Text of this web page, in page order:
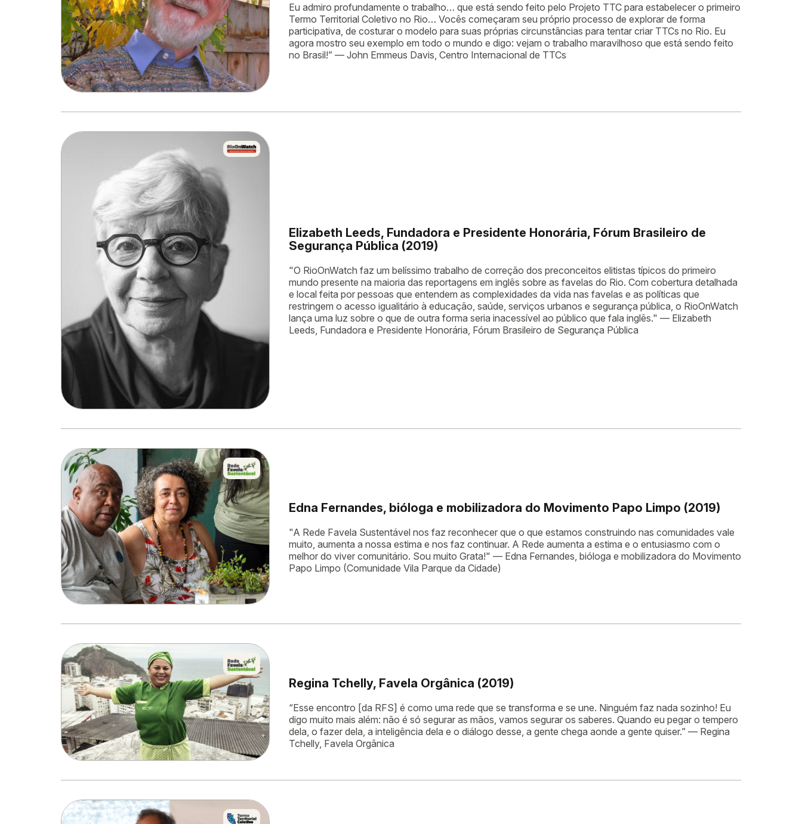
Eu admiro profundamente o trabalho… que está sendo feito pelo Projeto TTC para estabelecer o primeiro
Termo Territorial Coletivo no Rio… Vocês começaram seu próprio processo de explorar de forma
participativa, de costurar o modelo para suas próprias circunstâncias para tentar criar TTCs no Rio. Eu
agora mostro seu exemplo em todo o mundo e digo: vejam o trabalho maravilhoso que está sendo feito
no Brasil!” — John Emmeus Davis, Centro Internacional de TTCs
Elizabeth Leeds, Fundadora e Presidente Honorária, Fórum Brasileiro de
Segurança Pública (2019)
"O RioOnWatch faz um belíssimo trabalho de correção dos preconceitos elitistas típicos do primeiro
mundo presente na maioria das reportagens em inglês sobre as favelas do Rio. Com cobertura detalhada
e local feita por pessoas que entendem as complexidades da vida nas favelas e as políticas que
restringem o acesso igualitário à educação, saúde, serviços urbanos e segurança pública, o RioOnWatch
lança uma luz sobre o que de outra forma seria inacessível ao público que fala inglês." — Elizabeth
Leeds, Fundadora e Presidente Honorária, Fórum Brasileiro de Segurança Pública
Edna Fernandes, bióloga e mobilizadora do Movimento Papo Limpo (2019)
"A Rede Favela Sustentável nos faz reconhecer que o que estamos construindo nas comunidades vale
muito, aumenta a nossa estima e nos faz continuar. A Rede aumenta a estima e o entusiasmo com o
melhor do viver comunitário. Sou muito Grata!" — Edna Fernandes, bióloga e mobilizadora do Movimento
Papo Limpo (Comunidade Vila Parque da Cidade)
Regina Tchelly, Favela Orgânica (2019)
“Esse encontro [da RFS] é como uma rede que se transforma e se une. Ninguém faz nada sozinho! Eu
digo muito mais além: não é só segurar as mãos, vamos segurar os saberes. Quando eu pegar o tempero
dela, o fazer dela, a inteligência dela e o diálogo desse, a gente chega aonde a gente quiser.” — Regina
Tchelly, Favela Orgânica